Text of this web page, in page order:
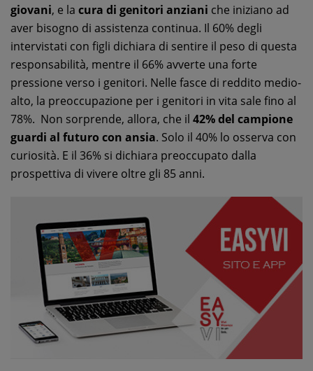
giovani, e la cura di genitori anziani che iniziano ad
aver bisogno di assistenza continua. Il 60% degli
intervistati con figli dichiara di sentire il peso di questa
responsabilità, mentre il 66% avverte una forte
pressione verso i genitori. Nelle fasce di reddito medio-
alto, la preoccupazione per i genitori in vita sale fino al
78%. Non sorprende, allora, che il 42% del campione
guardi al futuro con ansia. Solo il 40% lo osserva con
curiosità. E il 36% si dichiara preoccupato dalla
prospettiva di vivere oltre gli 85 anni.